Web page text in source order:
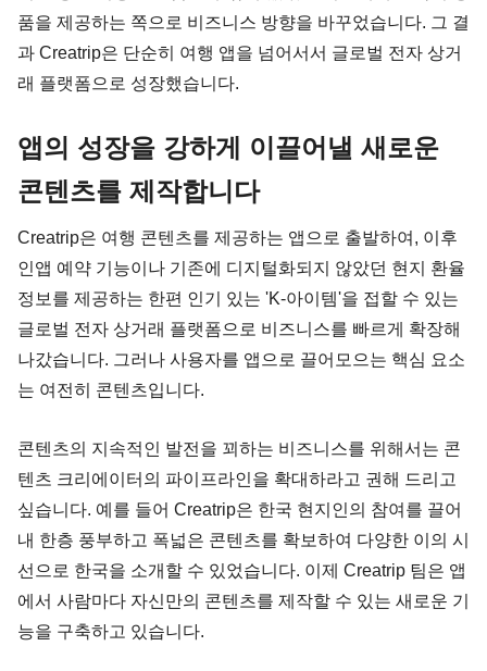
품을 제공하는 쪽으로 비즈니스 방향을 바꾸었습니다. 그 결
과 Creatrip은 단순히 여행 앱을 넘어서서 글로벌 전자 상거
래 플랫폼으로 성장했습니다.
앱의 성장을 강하게 이끌어낼 새로운
콘텐츠를 제작합니다
Creatrip은 여행 콘텐츠를 제공하는 앱으로 출발하여, 이후
인앱 예약 기능이나 기존에 디지털화되지 않았던 현지 환율
정보를 제공하는 한편 인기 있는 'K-아이템'을 접할 수 있는
글로벌 전자 상거래 플랫폼으로 비즈니스를 빠르게 확장해
나갔습니다. 그러나 사용자를 앱으로 끌어모으는 핵심 요소
는 여전히 콘텐츠입니다.
콘텐츠의 지속적인 발전을 꾀하는 비즈니스를 위해서는 콘
텐츠 크리에이터의 파이프라인을 확대하라고 권해 드리고
싶습니다. 예를 들어 Creatrip은 한국 현지인의 참여를 끌어
내 한층 풍부하고 폭넓은 콘텐츠를 확보하여 다양한 이의 시
선으로 한국을 소개할 수 있었습니다. 이제 Creatrip 팀은 앱
에서 사람마다 자신만의 콘텐츠를 제작할 수 있는 새로운 기
능을 구축하고 있습니다.